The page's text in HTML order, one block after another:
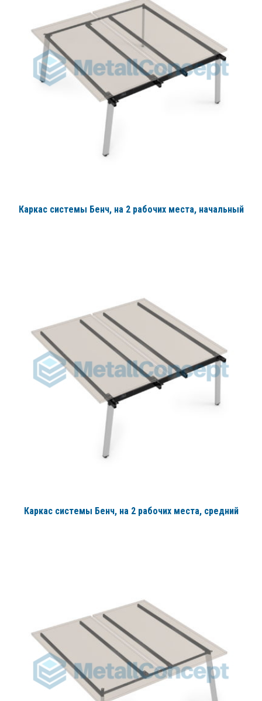
Каркас системы Бенч, на 2 рабочих места, начальный
Каркас системы Бенч, на 2 рабочих места, средний